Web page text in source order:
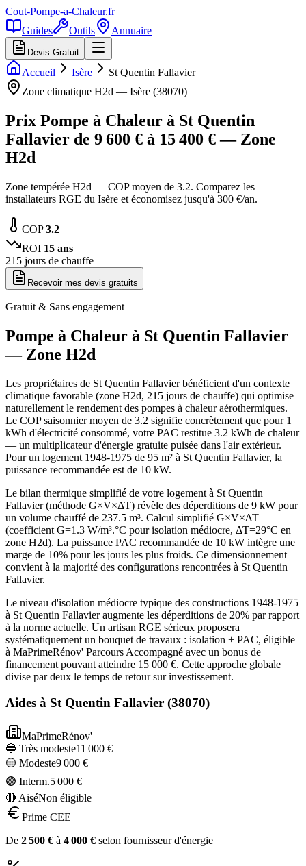
Cout-Pompe-a-Chaleur.fr
Guides
Outils Annuaire
Devis Gratuit
Accueil Isère
St Quentin Fallavier
Zone climatique H2d — Isère (38070)
Prix Pompe à Chaleur à St Quentin
Fallavier de 9 600 € à 15 400 € — Zone
H2d
Zone tempérée H2d — COP moyen de 3.2. Comparez les
installateurs RGE du Isère et économisez jusqu'à 300 €/an.
COP3.2
ROI 15 ans
215 jours de chauffe
Recevoir mes devis gratuits
Gratuit & Sans engagement
Pompe à Chaleur à St Quentin Fallavier
— Zone H2d
Les propriétaires de St Quentin Fallavier bénéficient d'un contexte
climatique favorable (zone H2d, 215 jours de chauffe) qui optimise
naturellement le rendement des pompes à chaleur aérothermiques.
Le COP saisonnier moyen de 3.2 signifie concrètement que pour 1
kWh d'électricité consommé, votre PAC restitue 3.2 kWh de chaleur
— un multiplicateur d'énergie gratuite puisée dans l'air extérieur.
Pour un logement 1948-1975 de 95 m² à St Quentin Fallavier, la
puissance recommandée est de 10 kW.
Le bilan thermique simplifié de votre logement à St Quentin
Fallavier (méthode G×V×ΔT) révèle des déperditions de 9 kW pour
un volume chauffé de 237.5 m³. Calcul simplifié G×V×ΔT
(coefficient G=1.3 W/m³.°C pour isolation médiocre, ΔT=29°C en
zone H2d). La puissance PAC recommandée de 10 kW intègre une
marge de 10% pour les jours les plus froids. Ce dimensionnement
convient à la majorité des configurations rencontrées à St Quentin
Fallavier.
Le niveau d'isolation médiocre typique des constructions 1948-1975
à St Quentin Fallavier augmente les déperditions de 20% par rapport
à la norme actuelle. Un artisan RGE sérieux proposera
systématiquement un bouquet de travaux : isolation + PAC, éligible
à MaPrimeRénov' Parcours Accompagné avec un bonus de
financement pouvant atteindre 15 000 €. Cette approche globale
divise par deux le temps de retour sur investissement.
Aides à St Quentin Fallavier (38070)
MaPrimeRénov'
🔵 Très modeste11 000 €
🟡 Modeste9 000 €
🟣 Interm.5 000 €
🔴 AiséNon éligible
Prime CEE
De 2 500 € à 4 000 € selon fournisseur d'énergie